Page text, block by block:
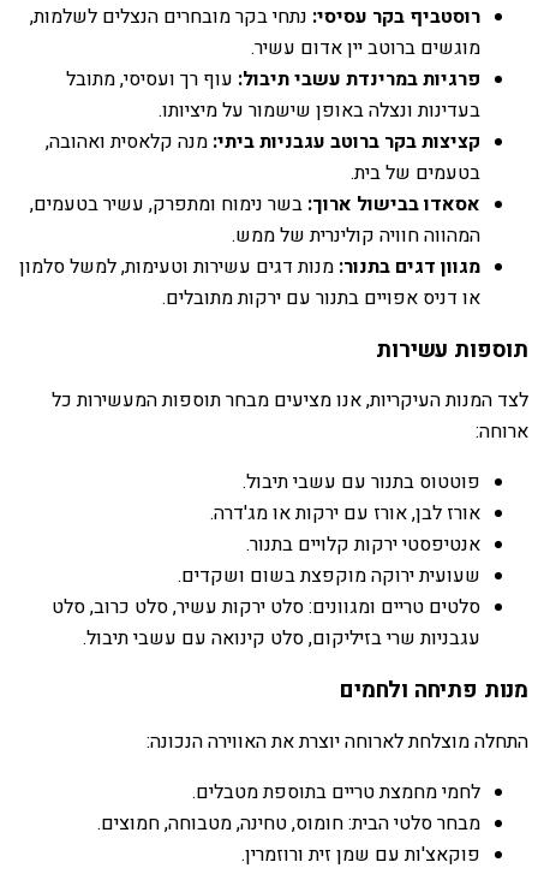
רוסטביף בקר עסיסי: נתחי בקר מובחרים הנצלים לשלמות,
מוגשים ברוטב יין אדום עשיר.
פרגיות במרינדת עשבי תיבול: עוף רך ועסיסי, מתובל
בעדינות ונצלה באופן שישמור על מיציותו.
קציצות בקר ברוטב עגבניות ביתי: מנה קלאסית ואהובה,
בטעמים של בית.
אסאדו בבישול ארוך: בשר נימוח ומתפרק, עשיר בטעמים,
המהווה חוויה קולינרית של ממש.
מגוון דגים בתנור: מנות דגים עשירות וטעימות, למשל סלמון
או דניס אפויים בתנור עם ירקות מתובלים.
תוספות עשירות
לצד המנות העיקריות, אנו מציעים מבחר תוספות המעשירות כל
ארוחה:
פוטטוס בתנור עם עשבי תיבול.
אורז לבן, אורז עם ירקות או מג'דרה.
אנטיפסטי ירקות קלויים בתנור.
שעועית ירוקה מוקפצת בשום ושקדים.
סלטים טריים ומגוונים: סלט ירקות עשיר, סלט כרוב, סלט
עגבניות שרי בזיליקום, סלט קינואה עם עשבי תיבול.
מנות פתיחה ולחמים
התחלה מוצלחת לארוחה יוצרת את האווירה הנכונה:
לחמי מחמצת טריים בתוספת מטבלים.
מבחר סלטי הבית: חומוס, טחינה, מטבוחה, חמוצים.
פוקאצ'ות עם שמן זית ורוזמרין.